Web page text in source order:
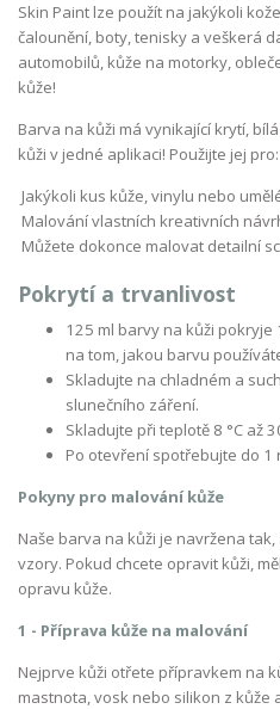
Skin Paint lze použít na jakýkoli
čalounění, boty, tenisky a veškerá
automobilů, kůže na motorky,
kůže!
Barva na kůži má vynikající krytí,
kůži v jedné aplikaci! Použijte jej pro:
Jakýkoli kus kůže, vinylu nebo
Malování vlastních kreativních
Můžete dokonce malovat detailní
Pokrytí a trvanlivost
125 ml barvy na kůži pokryje
na tom, jakou barvu
Skladujte na chladném a
slunečního záření.
Skladujte při teplotě 8 °C až
Po otevření spotřebujte do 1
Pokyny pro malování kůže
Naše barva na kůži je navržena
vzory. Pokud chcete opravit kůži,
opravu kůže.
1 - Příprava kůže na malování
Nejprve kůži otřete přípravkem na
mastnota, vosk nebo silikon z kůže